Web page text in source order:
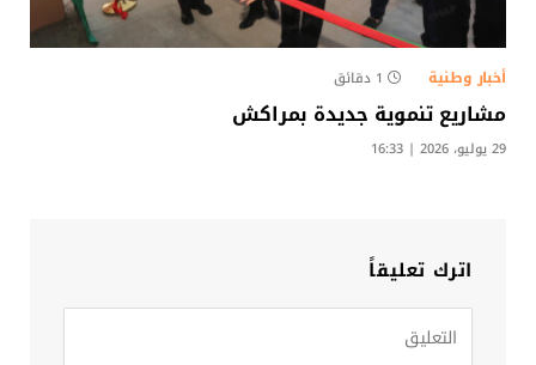
أخبار وطنية 1 دقائق
مشاريع تنموية جديدة بمراكش
29 يوليو، 2026 | 16:33
اترك تعليقاً